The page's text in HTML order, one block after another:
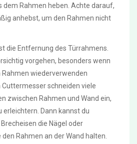
dem Rahmen heben. Achte darauf,
anhebst, um den Rahmen nicht
die Entfernung des Türrahmens.
vorgehen, besonders wenn
wiederverwenden
schneiden viele
zwischen Rahmen und Wand ein,
Dann kannst du
die Nägel oder
Rahmen an der Wand halten.